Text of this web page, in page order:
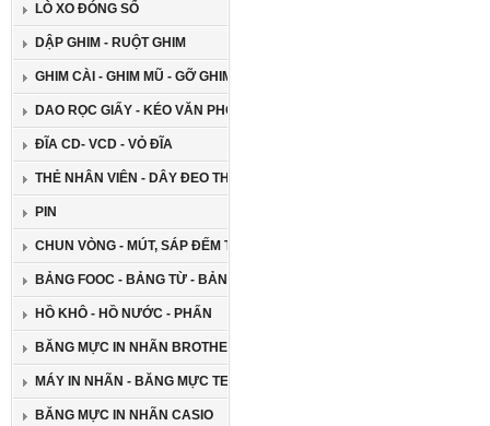
LÒ XO ĐÓNG SỔ
DẬP GHIM - RUỘT GHIM
GHIM CÀI - GHIM MŨ - GỠ GHIM
DAO RỌC GIẤY - KÉO VĂN PHÒNG
ĐĨA CD- VCD - VỎ ĐĨA
THẺ NHÂN VIÊN - DÂY ĐEO THẺ
PIN
CHUN VÒNG - MÚT, SÁP ĐẾM TIỀN
BẢNG FOOC - BẢNG TỪ - BẢNG GHIM
HỒ KHÔ - HỒ NƯỚC - PHẤN
BĂNG MỰC IN NHÃN BROTHER
MÁY IN NHÃN - BĂNG MỰC TEPRA
BĂNG MỰC IN NHÃN CASIO